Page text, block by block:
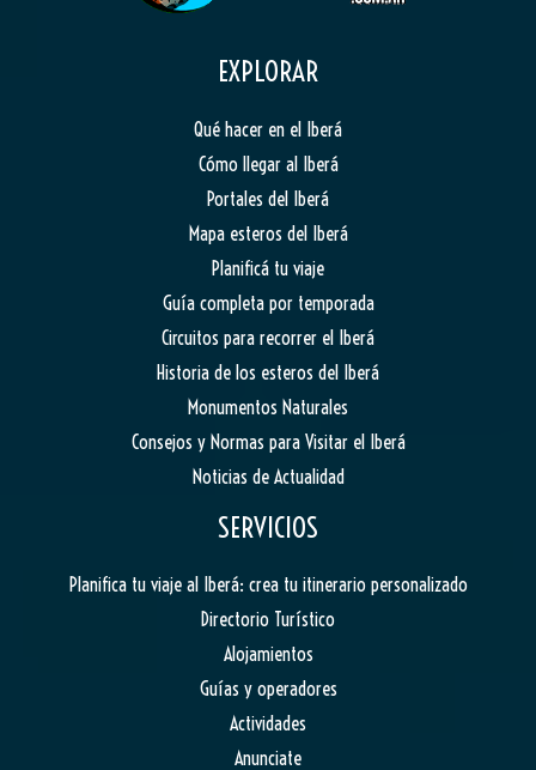
EXPLORAR
Qué hacer en el Iberá
Cómo llegar al Iberá
Portales del Iberá
Mapa esteros del Iberá
Planificá tu viaje
Guía completa por temporada
Circuitos para recorrer el Iberá
Historia de los esteros del Iberá
Monumentos Naturales
Consejos y Normas para Visitar el Iberá
Noticias de Actualidad
SERVICIOS
Planifica tu viaje al Iberá: crea tu itinerario personalizado
Directorio Turístico
Alojamientos
Guías y operadores
Actividades
Anunciate